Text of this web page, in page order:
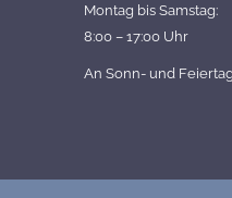
Montag bis Samstag:
8:00 – 17:00 Uhr
An Sonn- und